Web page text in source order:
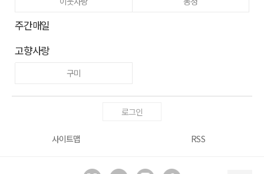
주간매일
고향사랑
구미
로그인
사이트맵 RSS